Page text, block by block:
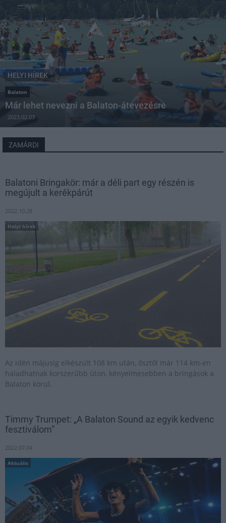
HELYI HÍREK
Balaton
Már lehet nevezni a Balaton-átevezésre
2023.02.03
ZAMÁRDI
Balatoni Bringakör: már a déli part egy részén is
megújult a kerékpárút
2022.10.28
Helyi hírek
Az idén májusig elkészült 108 km után, ősztől már 114 km-en
haladhatnak korszerűbb úton, kényelmesebben a bringások a
Balaton körül.
Timmy Trumpet: „A Balaton Sound az egyik kedvenc
fesztiválom”
2022.07.04
Aktuális